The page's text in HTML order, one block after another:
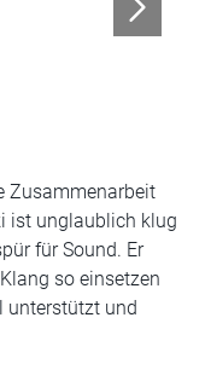
Zusammenarbeit
ist unglaublich klug
für Sound. Er
so einsetzen
unterstützt und